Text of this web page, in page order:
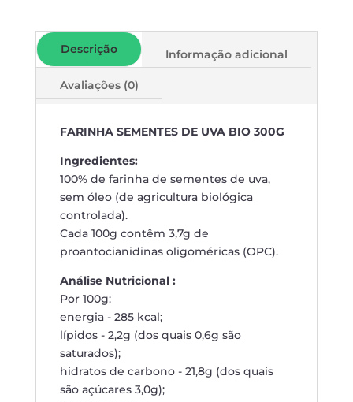
Descrição Informação adicional
Avaliações (0)
FARINHA SEMENTES DE UVA BIO 300G
Ingredientes:
100% de farinha de sementes de uva,
sem óleo (de agricultura biológica
controlada).
Cada 100g contêm 3,7g de
proantocianidinas oligoméricas (OPC).
Análise Nutricional :
Por 100g:
energia - 285 kcal;
lípidos - 2,2g (dos quais 0,6g são
saturados);
hidratos de carbono - 21,8g (dos quais
são açúcares 3,0g);